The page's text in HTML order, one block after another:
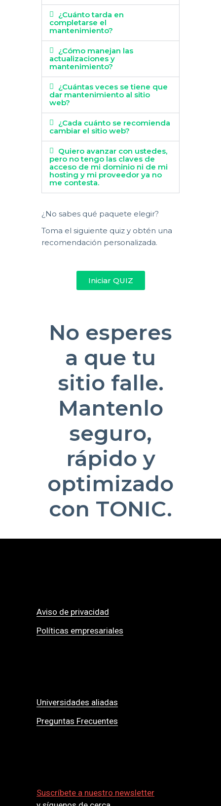
¿Cuánto tarda en
completarse el
mantenimiento?
¿Cómo manejan las
actualizaciones y
mantenimiento?
¿Cuántas veces se tiene que
dar mantenimiento al sitio
web?
¿Cada cuánto se recomienda
cambiar el sitio web?
Quiero avanzar con ustedes,
pero no tengo las claves de
acceso de mi dominio ni de mi
hosting y mi proveedor ya no
me contesta.
¿No sabes qué paquete elegir?
Toma el siguiente quiz y obtén una
recomendación personalizada.
Iniciar QUIZ
No esperes
a que tu
sitio falle.
Mantenlo
seguro,
rápido y
optimizado
con TONIC.
Aviso de privacidad
Políticas empresariales
Universidades aliadas
Preguntas Frecuentes
Suscríbete a nuestro newsletter